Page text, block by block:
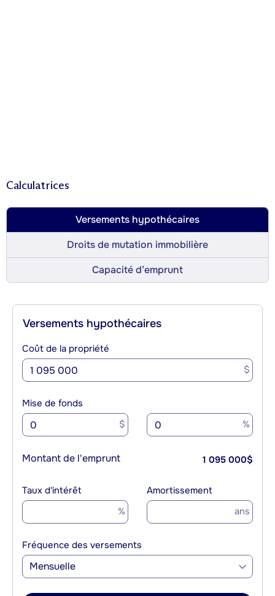
Calculatrices
Versements hypothécaires
Droits de mutation immobilière
Capacité d’emprunt
Versements hypothécaires
Coût de la propriété
$
Mise de fonds
$ %
Montant de l'emprunt 1 095 000$
Taux d'intérêt
%
Amortissement
ans
Fréquence des versements
Mensuelle